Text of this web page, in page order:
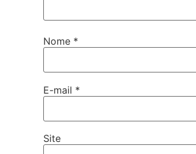
Nome *
E-mail *
Site